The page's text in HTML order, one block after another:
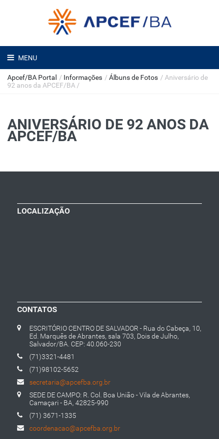
MENU
Apcef/BA Portal / Informações / Álbuns de Fotos / Aniversário de
92 anos da APCEF/BA /
ANIVERSÁRIO DE 92 ANOS DA
APCEF/BA
LOCALIZAÇÃO
CONTATOS
ESCRITÓRIO CENTRO DE SALVADOR - Rua do Cabeça, 10,
Ed. Marquês de Abrantes, sala 703, Dois de Julho,
Salvador/BA. CEP: 40.060-230
(71)3321-4481
(71)98102-5652
secretaria@apcefba.org.br
SEDE DE CAMPO: R. Col. Boa União - Vila de Abrantes,
Camaçari - BA, 42825-990
(71) 3671-1335
coordenacao@apcefba.org.br